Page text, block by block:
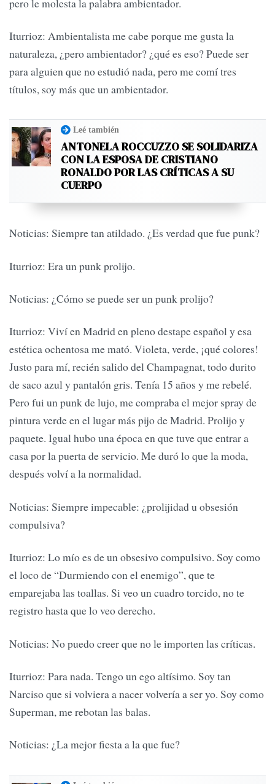
pero le molesta la palabra ambientador.
Iturrioz: Ambientalista me cabe porque me gusta la
naturaleza, ¿pero ambientador? ¿qué es eso? Puede ser
para alguien que no estudió nada, pero me comí tres
títulos, soy más que un ambientador.
Leé también
ANTONELA ROCCUZZO SE SOLIDARIZA
CON LA ESPOSA DE CRISTIANO
RONALDO POR LAS CRÍTICAS A SU
CUERPO
Noticias: Siempre tan atildado. ¿Es verdad que fue punk?
Iturrioz: Era un punk prolijo.
Noticias: ¿Cómo se puede ser un punk prolijo?
Iturrioz: Viví en Madrid en pleno destape español y esa
estética ochentosa me mató. Violeta, verde, ¡qué colores!
Justo para mí, recién salido del Champagnat, todo durito
de saco azul y pantalón gris. Tenía 15 años y me rebelé.
Pero fui un punk de lujo, me compraba el mejor spray de
pintura verde en el lugar más pijo de Madrid. Prolijo y
paquete. Igual hubo una época en que tuve que entrar a
casa por la puerta de servicio. Me duró lo que la moda,
después volví a la normalidad.
Noticias: Siempre impecable: ¿prolijidad u obsesión
compulsiva?
Iturrioz: Lo mío es de un obsesivo compulsivo. Soy como
el loco de “Durmiendo con el enemigo”, que te
emparejaba las toallas. Si veo un cuadro torcido, no te
registro hasta que lo veo derecho.
Noticias: No puedo creer que no le importen las críticas.
Iturrioz: Para nada. Tengo un ego altísimo. Soy tan
Narciso que si volviera a nacer volvería a ser yo. Soy como
Superman, me rebotan las balas.
Noticias: ¿La mejor fiesta a la que fue?